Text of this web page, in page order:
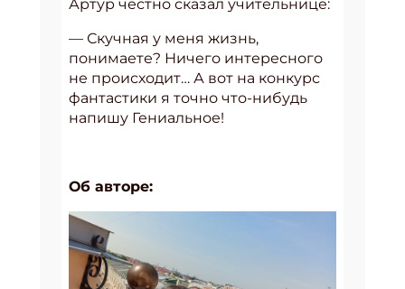
Артур честно сказал учительнице:
— Скучная у меня жизнь,
понимаете? Ничего интересного
не происходит… А вот на конкурс
фантастики я точно что-нибудь
напишу Гениальное!
Об авторе: